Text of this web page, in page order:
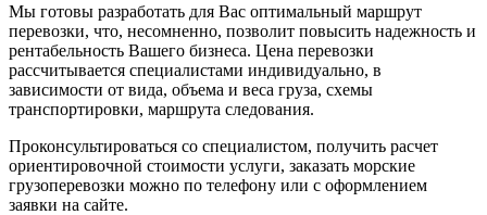
Мы готовы разработать для Вас оптимальный маршрут
перевозки, что, несомненно, позволит повысить надежность и
рентабельность Вашего бизнеса. Цена перевозки
рассчитывается специалистами индивидуально, в
зависимости от вида, объема и веса груза, схемы
транспортировки, маршрута следования.
Проконсультироваться со специалистом, получить расчет
ориентировочной стоимости услуги, заказать морские
грузоперевозки можно по телефону или с оформлением
заявки на сайте.